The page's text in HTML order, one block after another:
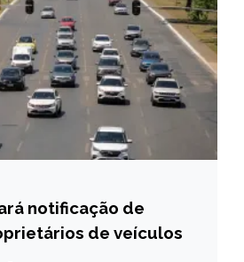
notificação de
de veículos